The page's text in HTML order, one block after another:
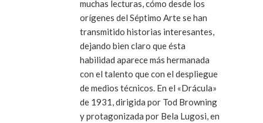
muchas lecturas, cómo desde los
orígenes del Séptimo Arte se han
transmitido historias interesantes,
dejando bien claro que ésta
habilidad aparece más hermanada
con el talento que con el despliegue
de medios técnicos. En el «Drácula»
de 1931, dirigida por Tod Browning
y protagonizada por Bela Lugosi, en